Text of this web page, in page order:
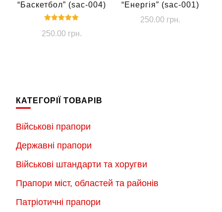
“Баскетбол” (sac-004)
5.00
250.00 грн.
“Енергія” (sac-001)
250.00 грн.
КАТЕГОРІЇ ТОВАРІВ
Військові прапори
Державні прапори
Військові штандарти та хоругви
Прапори міст, областей та районів
Патріотичні прапори